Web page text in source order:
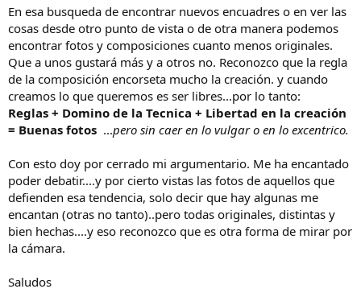
En esa busqueda de encontrar nuevos encuadres o en ver las
cosas desde otro punto de vista o de otra manera podemos
encontrar fotos y composiciones cuanto menos originales.
Que a unos gustará más y a otros no. Reconozco que la regla
de la composición encorseta mucho la creación. y cuando
creamos lo que queremos es ser libres...por lo tanto:
Reglas + Domino de la Tecnica + Libertad en la creación
= Buenas fotos ...pero sin caer en lo vulgar o en lo excentrico.
Con esto doy por cerrado mi argumentario. Me ha encantado
poder debatir....y por cierto vistas las fotos de aquellos que
defienden esa tendencia, solo decir que hay algunas me
encantan (otras no tanto)..pero todas originales, distintas y
bien hechas....y eso reconozco que es otra forma de mirar por
la cámara.
Saludos